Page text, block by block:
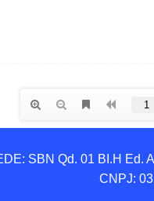
SBN Qd. 01 BI.H Ed.
CNPJ: